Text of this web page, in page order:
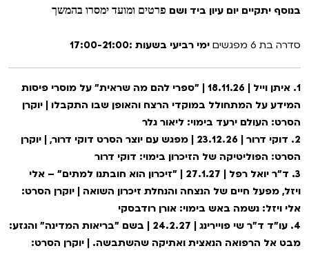
בנוסף יתקיים יום עיון ביד ושם פרטים ומועד ימסרו בהמשך
סדרה בת 6 מפגשים ימי רביעי בשעות :17:00-21:00
1. איתן וייל | 18.11.26 | "ספרי להם מה שראית" על מוסרי פיסות
המידע על המתחולל במוקדי הרצח והאופן שבו התקבלו | יוקרן
הסרט: העולם ירעד בימוי: ליאור גלר
2. דוקי דרור | 23.12.26 | מפגש עם יוצר הסרט דוקי דרור, | יוקרן
הסרט: הפוליטיקה של הזיכרון בימוי: דוקי דרור
3. ד״ר יואל רפל | 27.1.27 | "זיכרון הוא חובתנו למתים" – אלי
ויזל, מפעל חיים של הנצחה והנחלת זיכרון השואה | יוקרן הסרט:
אלי ויזל: נשמה באש בימוי: אורן רודבסקי
4. עו"ד ד"ר שי פויירינג | 24.2.27 | בשם "בריאות המדינה" והגזע:
מבט אל הרפואה הנאצית ואתיקה שהשתבשה. | יוקרן הסרט: